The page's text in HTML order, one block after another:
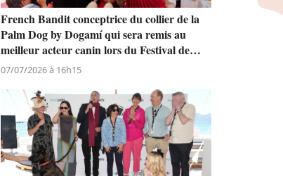
French Bandit conceptrice du collier de la
Palm Dog by Dogamí qui sera remis au
meilleur acteur canin lors du Festival de
Cannes
07/07/2026 à 16h15